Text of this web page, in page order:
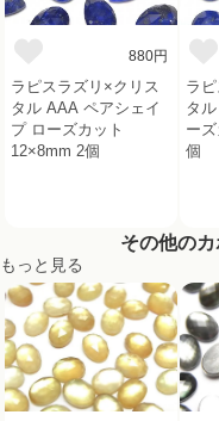
880円
ラピスラズリ×クリス
タル AAA ペアシェイ
プ ローズカット
12×8mm 2個
ラ
タ
ー
個
その他の
もっと見る